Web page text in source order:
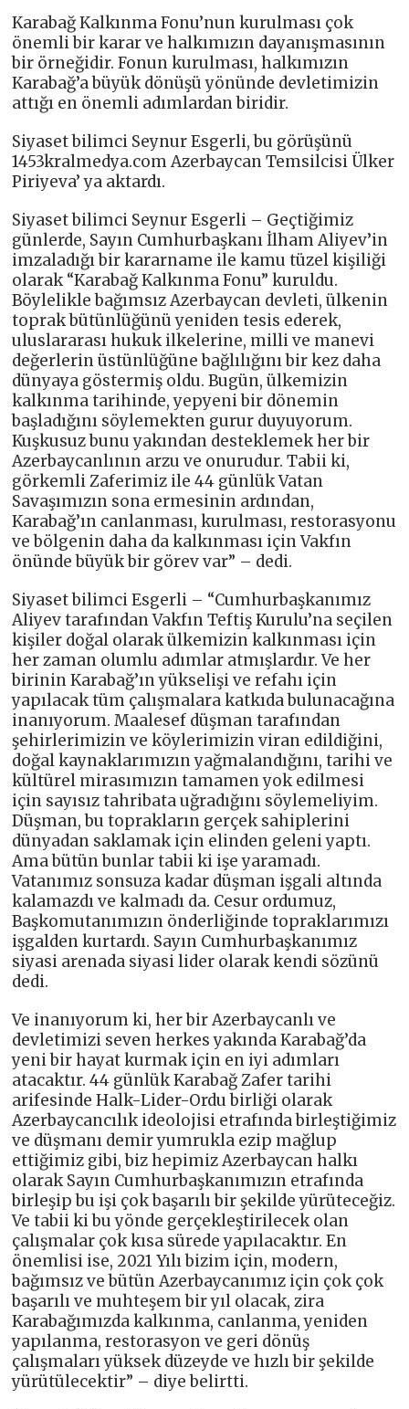
Karabağ Kalkınma Fonu’nun kurulması çok
önemli bir karar ve halkımızın dayanışmasının
bir örneğidir. Fonun kurulması, halkımızın
Karabağ’a büyük dönüşü yönünde devletimizin
attığı en önemli adımlardan biridir.
Siyaset bilimci Seynur Esgerli, bu görüşünü
1453kralmedya.com Azerbaycan Temsilcisi Ülker
Piriyeva’ ya aktardı.
Siyaset bilimci Seynur Esgerli – Geçtiğimiz
günlerde, Sayın Cumhurbaşkanı İlham Aliyev’in
imzaladığı bir kararname ile kamu tüzel kişiliği
olarak “Karabağ Kalkınma Fonu” kuruldu.
Böylelikle bağımsız Azerbaycan devleti, ülkenin
toprak bütünlüğünü yeniden tesis ederek,
uluslararası hukuk ilkelerine, milli ve manevi
değerlerin üstünlüğüne bağlılığını bir kez daha
dünyaya göstermiş oldu. Bugün, ülkemizin
kalkınma tarihinde, yepyeni bir dönemin
başladığını söylemekten gurur duyuyorum.
Kuşkusuz bunu yakından desteklemek her bir
Azerbaycanlının arzu ve onurudur. Tabii ki,
görkemli Zaferimiz ile 44 günlük Vatan
Savaşımızın sona ermesinin ardından,
Karabağ’ın canlanması, kurulması, restorasyonu
ve bölgenin daha da kalkınması için Vakfın
önünde büyük bir görev var” – dedi.
Siyaset bilimci Esgerli – “Cumhurbaşkanımız
Aliyev tarafından Vakfın Teftiş Kurulu’na seçilen
kişiler doğal olarak ülkemizin kalkınması için
her zaman olumlu adımlar atmışlardır. Ve her
birinin Karabağ’ın yükselişi ve refahı için
yapılacak tüm çalışmalara katkıda bulunacağına
inanıyorum. Maalesef düşman tarafından
şehirlerimizin ve köylerimizin viran edildiğini,
doğal kaynaklarımızın yağmalandığını, tarihi ve
kültürel mirasımızın tamamen yok edilmesi
için sayısız tahribata uğradığını söylemeliyim.
Düşman, bu toprakların gerçek sahiplerini
dünyadan saklamak için elinden geleni yaptı.
Ama bütün bunlar tabii ki işe yaramadı.
Vatanımız sonsuza kadar düşman işgali altında
kalamazdı ve kalmadı da. Cesur ordumuz,
Başkomutanımızın önderliğinde topraklarımızı
işgalden kurtardı. Sayın Cumhurbaşkanımız
siyasi arenada siyasi lider olarak kendi sözünü
dedi.
Ve inanıyorum ki, her bir Azerbaycanlı ve
devletimizi seven herkes yakında Karabağ’da
yeni bir hayat kurmak için en iyi adımları
atacaktır. 44 günlük Karabağ Zafer tarihi
arifesinde Halk-Lider-Ordu birliği olarak
Azerbaycancılık ideolojisi etrafında birleştiğimiz
ve düşmanı demir yumrukla ezip mağlup
ettiğimiz gibi, biz hepimiz Azerbaycan halkı
olarak Sayın Cumhurbaşkanımızın etrafında
birleşip bu işi çok başarılı bir şekilde yürüteceğiz.
Ve tabii ki bu yönde gerçekleştirilecek olan
çalışmalar çok kısa sürede yapılacaktır. En
önemlisi ise, 2021 Yılı bizim için, modern,
bağımsız ve bütün Azerbaycanımız için çok çok
başarılı ve muhteşem bir yıl olacak, zira
Karabağımızda kalkınma, canlanma, yeniden
yapılanma, restorasyon ve geri dönüş
çalışmaları yüksek düzeyde ve hızlı bir şekilde
yürütülecektir” – diye belirtti.